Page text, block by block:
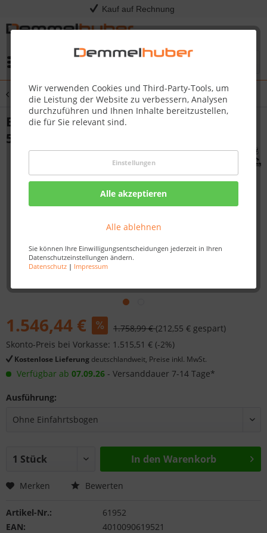
Kauf auf Rechnung
Wir verwenden Cookies und Third-Party-Tools, um
die Leistung der Website zu verbessern, Analysen
durchzuführen und Ihnen Inhalte bereitzustellen,
die für Sie relevant sind.
Einstellungen
Alle akzeptieren
Alle ablehnen
Sie können Ihre Einwilligungsentscheidungen jederzeit in Ihren
Datenschutzeinstellungen ändern.
Datenschutz| Impressum
Übersicht Carports
Einzelcarport Classic 2 PVC-Dach 2,73 x
5,86 m
1.546,44 € 1.758,99 €(212,55 € gespart)
Skonto-Preis bei Vorkasse: 1.515,51 € (-2%)
Kostenlose Lieferung deutschlandweit, Preise inkl. MwSt.
Verfügbar ab 07.09.26 - Versanddauer 7-14 Tage*
Ausführung:
In den Warenkorb
Merken Bewerten
Artikel-Nr.:
61952
EAN:
4010090619521